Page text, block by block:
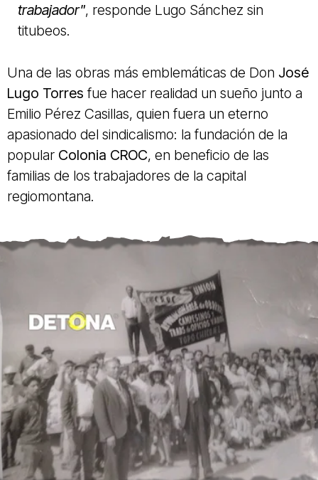
trabajador", responde Lugo Sánchez sin
titubeos.
Una de las obras más emblemáticas de Don José
Lugo Torres fue hacer realidad un sueño junto a
Emilio Pérez Casillas, quien fuera un eterno
apasionado del sindicalismo: la fundación de la
popular Colonia CROC, en beneficio de las
familias de los trabajadores de la capital
regiomontana.